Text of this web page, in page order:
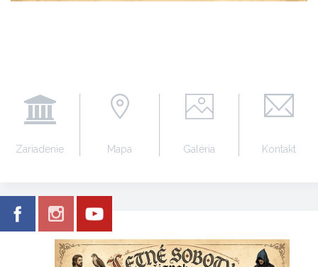
Zariadenie Mapa Galéria Kontakt